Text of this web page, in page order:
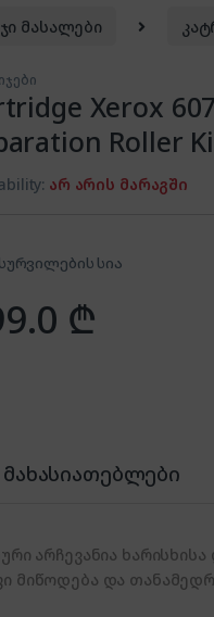
მასალები
Xerox
Roller
არ არის მარაგში
სურვილების სია
₾
მახასიათებლები
არჩევანია
მიწოდება და